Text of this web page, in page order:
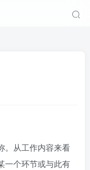
。从工作内容来看
一个环节或与此有